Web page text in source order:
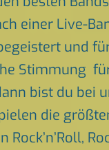
einer Live-
und
Stimmung
bist du bei
die
Rock’n’Roll,